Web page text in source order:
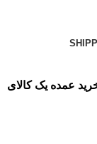
سفال قطر 20 سانتی؛ خرید عمده یک کالای